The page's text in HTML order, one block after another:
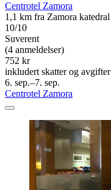
Centrotel Zamora
1,1 km fra Zamora katedral
10/10
Suverent
(4 anmeldelser)
752 kr
inkludert skatter og avgifter
6. sep.–7. sep.
Centrotel Zamora